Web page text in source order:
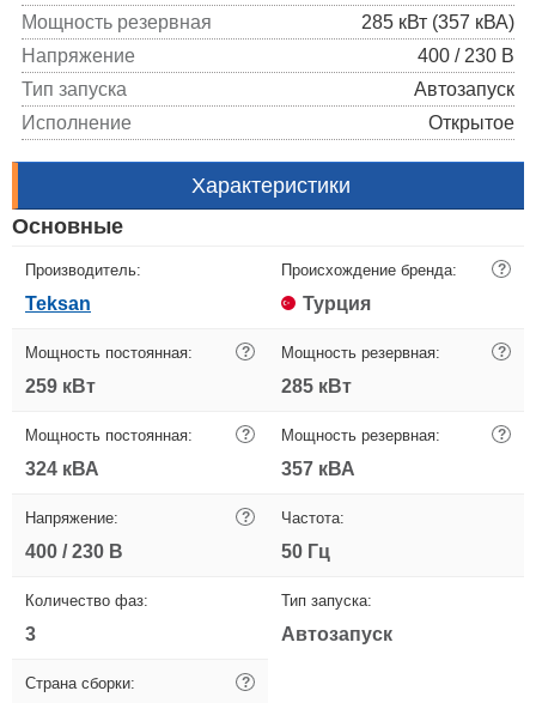
Мощность резервная
285 кВт (357 кВА)
Напряжение
400 / 230 В
Тип запуска
Автозапуск
Исполнение
Открытое
Характеристики
Основные
Производитель:
Teksan
Происхождение бренда: ?
Турция
Мощность постоянная: ?
259 кВт
Мощность резервная: ?
285 кВт
Мощность постоянная: ?
324 кВА
Мощность резервная: ?
357 кВА
Напряжение: ?
400 / 230 В
Частота:
50 Гц
Количество фаз:
3
Тип запуска:
Автозапуск
Страна сборки: ?